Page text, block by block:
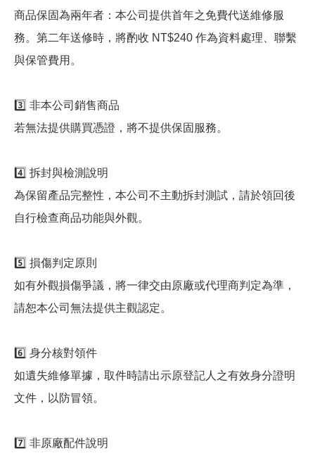
商品保固為兩年者：本公司提供首年之免費代送維修服
務。第二年送修時，將酌收 NT$240 作為資料處理、聯繫
與保管費用。
3️⃣ 非本公司銷售商品
若無法提供購買憑證，將不提供保固服務。
4️⃣ 拆封與檢測說明
為保留產品完整性，本公司不主動拆封測試，請於領回後
自行檢查商品功能與外觀。
5️⃣ 損傷判定原則
如有外觀損傷爭議，將一律交由原廠或代理商判定為準，
請恕本公司無法提供主觀認定。
6️⃣ 身分核對領件
如遺失維修單據，取件時請出示原登記人之有效身分證明
文件，以防冒領。
7️⃣ 非原廠配件說明